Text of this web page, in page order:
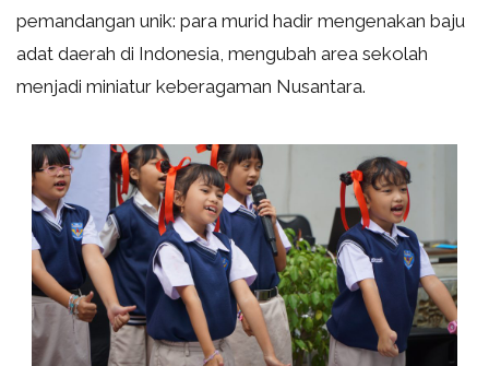
pemandangan unik: para murid hadir mengenakan baju
adat daerah di Indonesia, mengubah area sekolah
menjadi miniatur keberagaman Nusantara.